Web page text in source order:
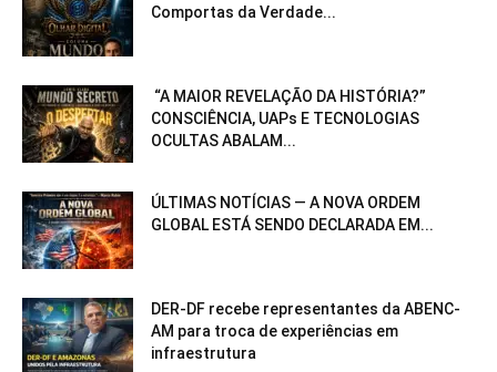
Comportas da Verdade...
“A MAIOR REVELAÇÃO DA HISTÓRIA?”
CONSCIÊNCIA, UAPs E TECNOLOGIAS
OCULTAS ABALAM...
ÚLTIMAS NOTÍCIAS — A NOVA ORDEM
GLOBAL ESTÁ SENDO DECLARADA EM...
DER-DF recebe representantes da ABENC-
AM para troca de experiências em
infraestrutura